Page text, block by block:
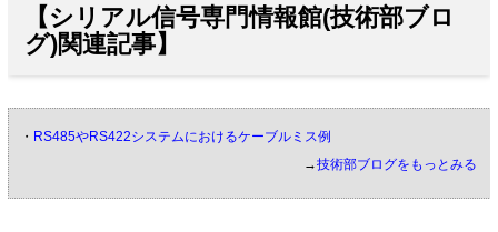
【シリアル信号専門情報館(技術部ブロ
グ)関連記事】
・ RS485やRS422システムにおけるケーブルミス例
→技術部ブログをもっとみる